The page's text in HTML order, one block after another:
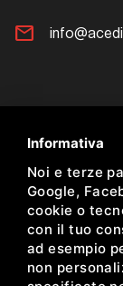
mail
Newsletter
Resta
Ho preso visione
Informativa
Noi e terze
Google,
cookie o
con il tuo
ad esempio
non